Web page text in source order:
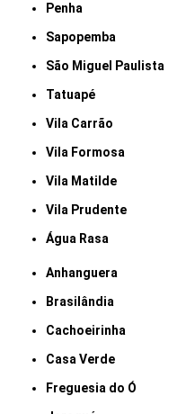
Penha
Sapopemba
São Miguel Paulista
Tatuapé
Vila Carrão
Vila Formosa
Vila Matilde
Vila Prudente
Água Rasa
Anhanguera
Brasilândia
Cachoeirinha
Casa Verde
Freguesia do Ó